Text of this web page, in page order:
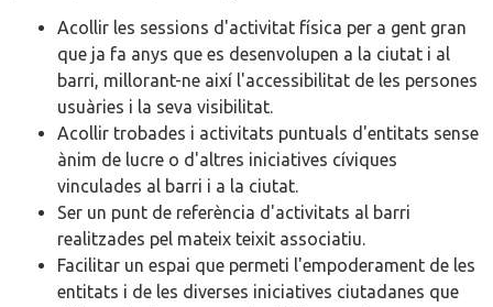
Acollir les sessions d'activitat física per a gent gran
que ja fa anys que es desenvolupen a la ciutat i al
barri, millorant-ne així l'accessibilitat de les persones
usuàries i la seva visibilitat.
Acollir trobades i activitats puntuals d'entitats sense
ànim de lucre o d'altres iniciatives cíviques
vinculades al barri i a la ciutat.
Ser un punt de referència d'activitats al barri
realitzades pel mateix teixit associatiu.
Facilitar un espai que permeti l'empoderament de les
entitats i de les diverses iniciatives ciutadanes que